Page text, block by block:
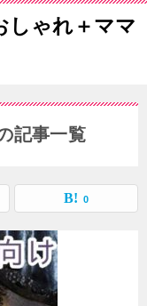
しゃれ＋ママ
記事一覧
0